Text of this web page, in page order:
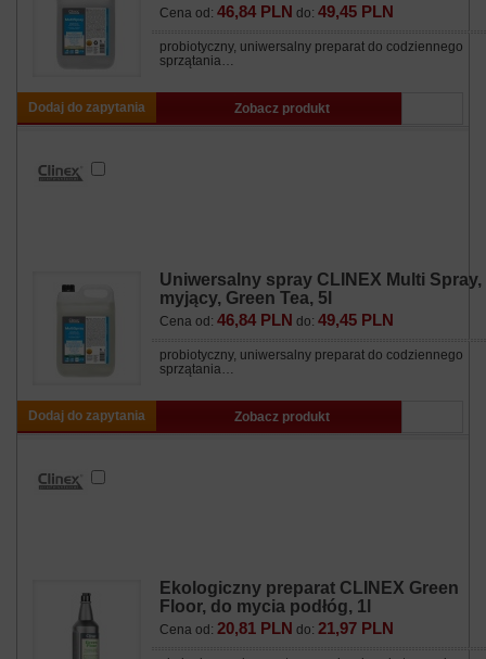
Cena od: 46,84 PLN do: 49,45 PLN
probiotyczny, uniwersalny preparat do codziennego
sprzątania…
Dodaj do zapytania Zobacz produkt
Uniwersalny spray CLINEX Multi Spray,
myjący, Green Tea, 5l
Cena od: 46,84 PLN do: 49,45 PLN
probiotyczny, uniwersalny preparat do codziennego
sprzątania…
Dodaj do zapytania Zobacz produkt
Ekologiczny preparat CLINEX Green
Floor, do mycia podłóg, 1l
Cena od: 20,81 PLN do: 21,97 PLN